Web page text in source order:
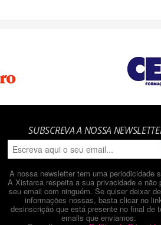
SUBSCREVA A NOSSA
A nossa newsletter tem uma periodicidade
A Xistarca respeita a sua privacidade e não
seu email com ninguém. Se quiser deixar
informações nossas, basta clicar no
desinscrição que está presente no final de
emails que enviamos.